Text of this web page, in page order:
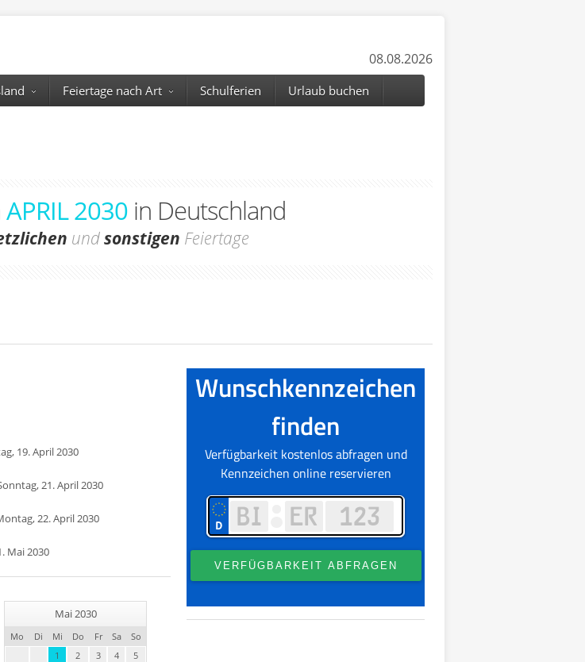
08.08.2026
Feiertage nach Art Schulferien Urlaub buchen
APRIL 2030 in Deutschland
undsonstigen Feiertage
19. April 2030
21. April 2030
22. April 2030
Mai 2030
Mai 2030
Mo Di Mi Do Fr Sa
So
1
2 3 4
5